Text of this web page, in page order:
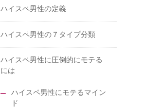
ハイスペ男性の定義
ハイスペ男性の７タイプ分類
ハイスペ男性に圧倒的にモテる
には
ハイスペ男性にモテるマイン
ド